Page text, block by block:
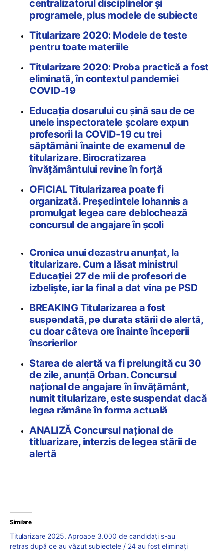
centralizatorul disciplinelor și
programele, plus modele de subiecte
Titularizare 2020: Modele de teste
pentru toate materiile
Titularizare 2020: Proba practică a fost
eliminată, în contextul pandemiei
COVID-19
Educația dosarului cu șină sau de ce
unele inspectoratele școlare expun
profesorii la COVID-19 cu trei
săptămâni înainte de examenul de
titularizare. Birocratizarea
învățământului revine în forță
OFICIAL Titularizarea poate fi
organizată. Președintele Iohannis a
promulgat legea care deblochează
concursul de angajare în școli
Cronica unui dezastru anunțat, la
titularizare. Cum a lăsat ministrul
Educației 27 de mii de profesori de
izbeliște, iar la final a dat vina pe PSD
BREAKING Titularizarea a fost
suspendată, pe durata stării de alertă,
cu doar câteva ore înainte începerii
înscrierilor
Starea de alertă va fi prelungită cu 30
de zile, anunță Orban. Concursul
național de angajare în învățământ,
numit titularizare, este suspendat dacă
legea rămâne în forma actuală
ANALIZĂ Concursul național de
titluarizare, interzis de legea stării de
alertă
Similare
Titularizare 2025. Aproape 3.000 de candidați s-au
retras după ce au văzut subiectele / 24 au fost eliminați